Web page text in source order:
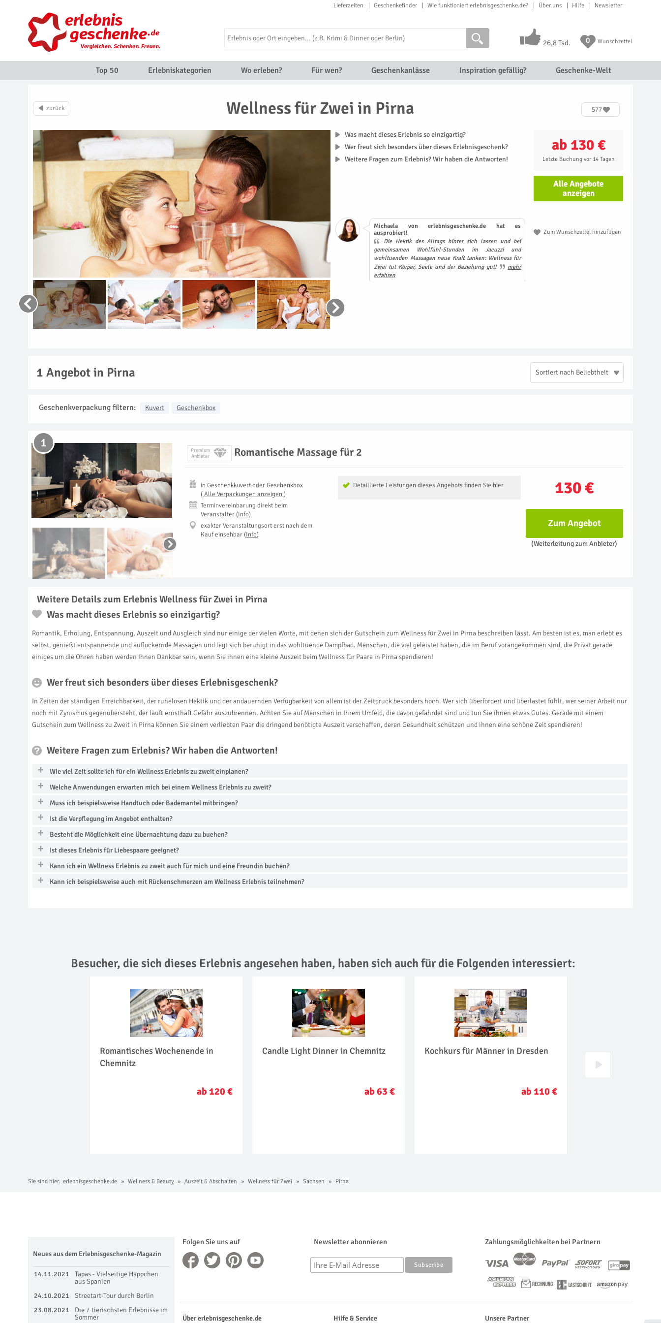
Lieferzeiten Geschenkefinder Wie funktioniert erlebnisgeschenke.de? Über uns Hilfe Newsletter
26,8 Tsd. 0 Wunschzettel
Top 50 Erlebniskategorien Wo erleben? Für wen? Geschenkanlässe Inspiration gefällig? Geschenke-Welt
Wellness für Zwei in Pirna 577
ab 130 €
Letzte Buchung vor 14 Tagen
Alle Angebote
anzeigen
Zum Wunschzettel hinzufügen
Was macht dieses Erlebnis so einzigartig?
Wer freut sich besonders über dieses Erlebnisgeschenk?
Weitere Fragen zum Erlebnis? Wir haben die Antworten!
Michaela von erlebnisgeschenke.de hat es
ausprobiert!
Die Hektik des Alltags hinter sich lassen und bei
gemeinsamen Wohlfühl-Stunden im Jacuzzi und
wohltuenden Massagen neue Kraft tanken: Wellness für
Zwei tut Körper, Seele und der Beziehung gut!
mehr
erfahren
1 Angebot in Pirna Sortiert nach Beliebtheit
Geschenkverpackung filtern: Kuvert Geschenkbox
Premium
Anbieter
Romantische Massage für 2
1
130 €
Detaillierte Leistungen dieses Angebots finden Sie hier
inGeschenkkuvert oder Geschenkbox
( Alle Verpackungen anzeigen )
Terminvereinbarung direkt beim
Veranstalter (Info)
exakter Veranstaltungsort erst nach dem
Kauf einsehbar (Info)
Zum Angebot
(Weiterleitung zum Anbieter)
Weitere Details zum Erlebnis Wellness für Zwei in Pirna
Was macht dieses Erlebnis so einzigartig?
Romantik, Erholung, Entspannung, Auszeit und Ausgleich sind nur einige der vielen Worte, mit denen sich der Gutschein zum Wellness für Zwei in Pirna beschreiben lässt. Am besten ist es, man erlebt es
selbst, genießt entspannende und auflockernde Massagen und legt sich beruhigt in das wohltuende Dampfbad. Menschen, die viel geleistet haben, die im Beruf vorangekommen sind, die Privat gerade
einiges um die Ohren haben werden Ihnen Dankbar sein, wenn Sie ihnen eine kleine Auszeit beim Wellness für Paare in Pirna spendieren!
Wer freut sich besonders über dieses Erlebnisgeschenk?
In Zeiten der ständigen Erreichbarkeit, der ruhelosen Hektik und der andauernden Verfügbarkeit von allem ist der Zeitdruck besonders hoch. Wer sich überfordert und überlastet fühlt, wer seiner Arbeit nur
noch mit Zynismus gegenübersteht, der läuft ernsthaft Gefahr auszubrennen. Achten Sie auf Menschen in Ihrem Umfeld, die davon gefährdet sind und tun Sie ihnen etwas Gutes. Gerade mit einem
Gutschein zum Wellness zu Zweit in Pirna können Sie einem verliebten Paar die dringend benötigte Auszeit verschaffen, deren Gesundheit schützen und ihnen eine schöne Zeit spendieren!
Weitere Fragen zum Erlebnis? Wir haben die Antworten!
Wie viel Zeit sollte ich für ein Wellness Erlebnis zu zweit einplanen?
Welche Anwendungen erwarten mich bei einem Wellness Erlebnis zu zweit?
Muss ich beispielsweise Handtuch oder Bademantel mitbringen?
Ist die Verpflegung im Angebot enthalten?
Besteht die Möglichkeit eine Übernachtung dazu zu buchen?
Ist dieses Erlebnis für Liebespaare geeignet?
Kann ich ein Wellness Erlebnis zu zweit auch für mich und eine Freundin buchen?
Kann ich beispielsweise auch mit Rückenschmerzen am Wellness Erlebnis teilnehmen?
Besucher, die sich dieses Erlebnis angesehen haben, haben sich auch für die Folgenden interessiert:
Romantisches Wochenende in
Chemnitz
ab 120 €
Candle Light Dinner in Chemnitz
ab 63 €
Kochkurs für Männer in Dresden
ab 110 €
Sie sind hier: erlebnisgeschenke.de Wellness & Beauty Auszeit & Abschalten Wellness für Zwei Sachsen Pirna
Folgen Sie uns auf Newsletter abonnieren Zahlungsmöglichkeiten bei Partnern
Neues aus dem Erlebnisgeschenke-Magazin
14.11.2021
Tapas - Vielseitige Häppchen
aus Spanien
24.10.2021
Streetart-Tour durch Berlin
23.08.2021
Die 7 tierischsten Erlebnisse im
Sommer
Über erlebnisgeschenke.de Hilfe & Service Unsere Partner